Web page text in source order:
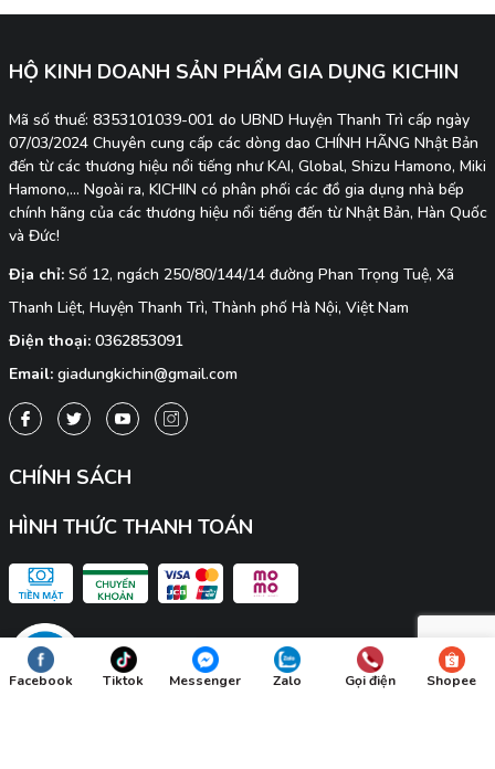
bén rất cao, phản hồi tốt khi mài và mang đến cảm giác cắt
HỘ KINH DOANH SẢN PHẨM GIA DỤNG KICHIN
Mã số thuế: 8353101039-001 do UBND Huyện Thanh Trì cấp ngày
07/03/2024 Chuyên cung cấp các dòng dao CHÍNH HÃNG Nhật Bản
đến từ các thương hiệu nổi tiếng như KAI, Global, Shizu Hamono, Miki
Hamono,... Ngoài ra, KICHIN có phân phối các đồ gia dụng nhà bếp
chính hãng của các thương hiệu nổi tiếng đến từ Nhật Bản, Hàn Quốc
và Đức!
Địa chỉ: Số 12, ngách 250/80/144/14 đường Phan Trọng Tuệ, Xã
Thanh Liệt, Huyện Thanh Trì, Thành phố Hà Nội, Việt Nam
Điện thoại: 0362853091
Email: giadungkichin@gmail.com
CHÍNH SÁCH
HÌNH THỨC THANH TOÁN
Facebook Tiktok Messenger Zalo Gọi điện Shopee